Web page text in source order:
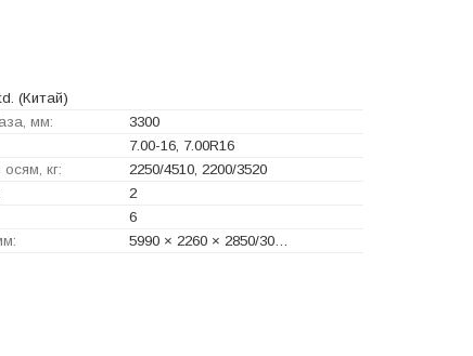
(Китай)
мм:
3300
7.00-16, 7.00R16
кг:
2250/4510, 2200/3520
2
6
5990 × 2260 × 2850/30…